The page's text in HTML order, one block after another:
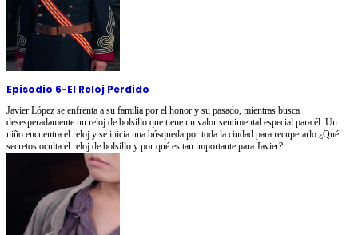
Episodio 6-El Reloj Perdido
Javier López se enfrenta a su familia por el honor y su pasado, mientras busca
desesperadamente un reloj de bolsillo que tiene un valor sentimental especial para él. Un
niño encuentra el reloj y se inicia una búsqueda por toda la ciudad para recuperarlo.¿Qué
secretos oculta el reloj de bolsillo y por qué es tan importante para Javier?